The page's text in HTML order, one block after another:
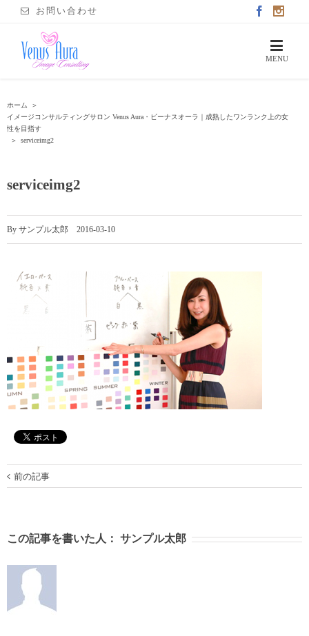
お問い合わせ
ホーム
＞
イメージコンサルティングサロン Venus Aura・ビーナスオーラ｜成熟したワンランク上の女
性を目指す
＞
serviceimg2
serviceimg2
By サンプル太郎 2016-03-10
前の記事
この記事を書いた人： サンプル太郎